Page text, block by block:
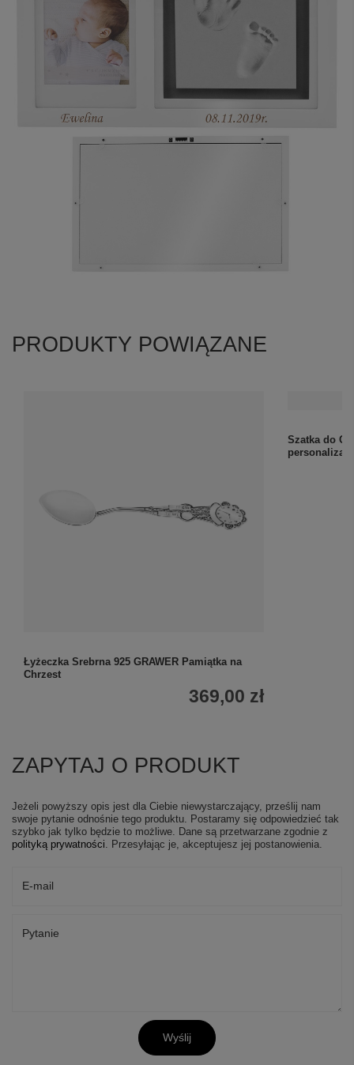
PRODUKTY POWIĄZANE
Łyżeczka Srebrna 925 GRAWER Pamiątka na
Chrzest
369,00 zł
ZAPYTAJ O PRODUKT
Jeżeli powyższy opis jest dla Ciebie niewystarczający, prześlij nam
swoje pytanie odnośnie tego produktu. Postaramy się odpowiedzieć tak
szybko jak tylko będzie to możliwe. Dane są przetwarzane zgodnie z
polityką prywatności . Przesyłając je, akceptujesz jej postanowienia.
E-mail
Pytanie
Wyślij